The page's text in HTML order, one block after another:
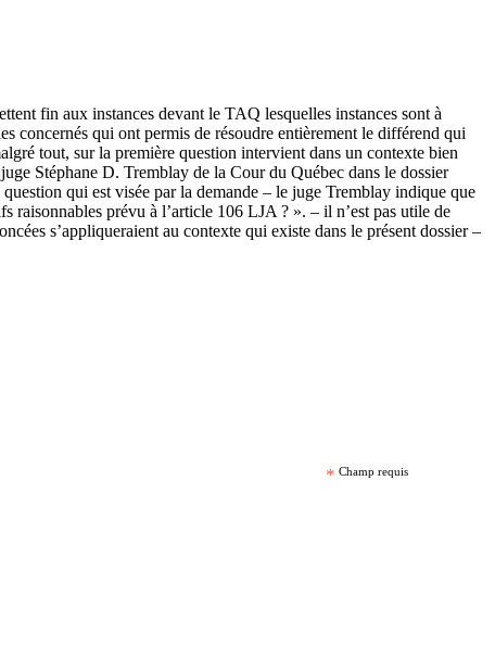
fin aux instances devant le TAQ lesquelles instances sont à
concernés qui ont permis de résoudre entièrement le différend qui
tout, sur la première question intervient dans un contexte bien
Stéphane D. Tremblay de la Cour du Québec dans le dossier
qui est visée par la demande – le juge Tremblay indique que
raisonnables prévu à l’article 106 LJA ? ». – il n’est pas utile de
s’appliqueraient au contexte qui existe dans le présent dossier –
* Champ requis